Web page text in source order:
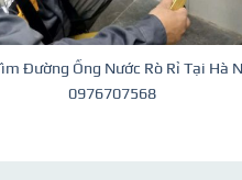
Đường Ống Nước Rò Rỉ Tại Hà
0976707568